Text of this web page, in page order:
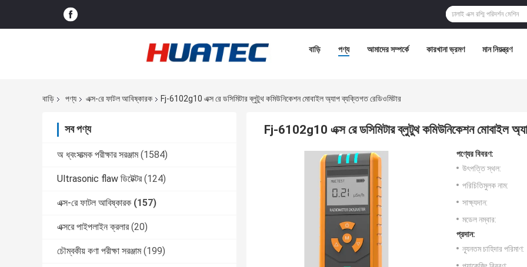
বাড়ি পণ্য আমাদের সম্পর্কে কারখানা ভ্রমণ মান নিয়ন্ত্রণ
বাড়ি পণ্য এক্স-রে ফাটল আবিষ্কারক Fj-6102g10 এক্স রে ডসিমিটার ব্লুটুথ কমিউনিকেশন মোবাইল অ্যাপ ব্যক্তিগত রেডিওমিটার
সব পণ্য
অ ধ্বংসাত্মক পরীক্ষার সরঞ্জাম (1584)
Ultrasonic flaw ডিটেক্টর (124)
এক্স-রে ফাটল আবিষ্কারক (157)
এক্সরে পাইপলাইন ক্রলার (20)
চৌম্বকীয় কণা পরীক্ষা সরঞ্জাম (199)
Fj-6102g10 এক্স রে ডসিমিটার ব্লুটুথ কমিউনিকেশন মোবাইল
পণ্যের বিবরণ:
উৎপত্তি স্থল:
পরিচিতিমুলক নাম:
সাক্ষ্যদান:
মডেল নম্বার:
প্রদান:
ন্যূনতম চাহিদার পরিমাণ: